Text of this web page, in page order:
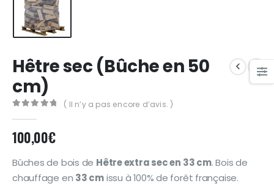
Hêtre sec (Bûche en 50
cm)
( Il n’y a pas encore d’avis. )
100,00€
Bûches de bois de Hêtre extra sec en 33 cm. Bois de
chauffage en 33 cmissu à 100% de forêt française.